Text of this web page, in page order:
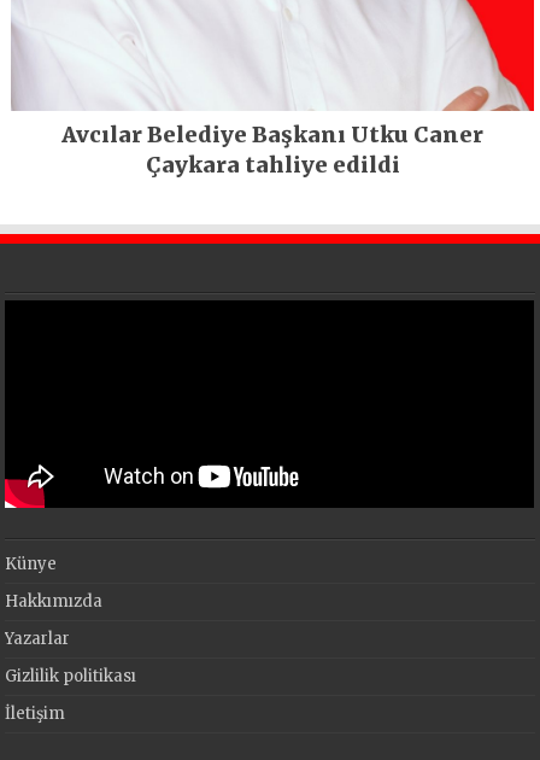
Avcılar Belediye Başkanı Utku Caner
Çaykara tahliye edildi
Künye
Hakkımızda
Yazarlar
Gizlilik politikası
İletişim